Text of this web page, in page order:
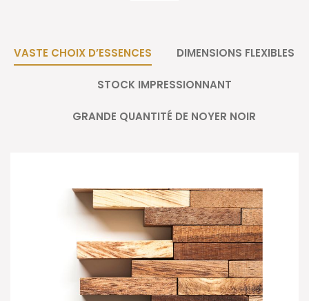
VASTE CHOIX D’ESSENCES DIMENSIONS FLEXIBLES
STOCK IMPRESSIONNANT
GRANDE QUANTITÉ DE NOYER NOIR